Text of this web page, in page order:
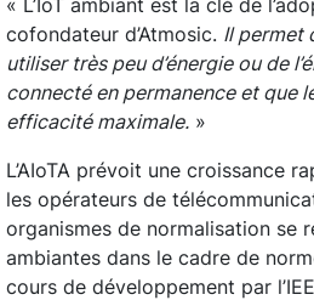
cofondateur d’Atmosic. Il permet
utiliser très peu d’énergie ou de
connecté en permanence et que
efficacité maximale. »
L’AIoTA prévoit une croissance
les opérateurs de
organismes de normalisation se
ambiantes dans le cadre de
cours de développement par